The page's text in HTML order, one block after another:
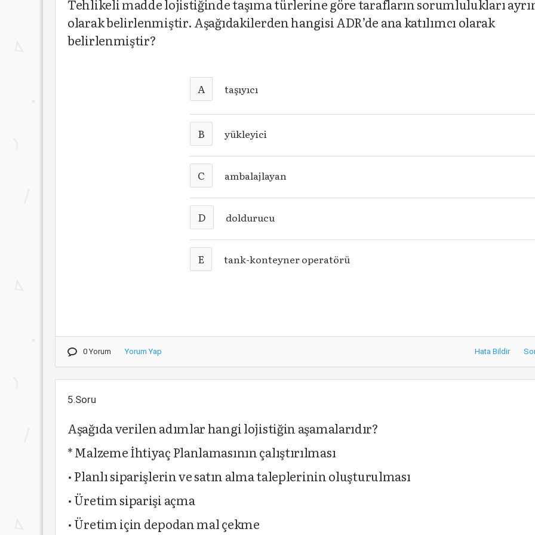
Tehlikeli madde lojistiğinde taşıma türlerine göre tarafların sorumlulukları
olarak belirlenmiştir. Aşağıdakilerden hangisi ADR’de ana katılımcı olarak
belirlenmiştir?
A taşıyıcı
B yükleyici
C ambalajlayan
D doldurucu
E tank-konteyner operatörü
0 Yorum Yorum Yap Hata Bildir
5.Soru
Aşağıda verilen adımlar hangi lojistiğin aşamalarıdır?
* Malzeme İhtiyaç Planlamasının çalıştırılması
• Planlı siparişlerin ve satın alma taleplerinin oluşturulması
• Üretim siparişi açma
• Üretim için depodan mal çekme